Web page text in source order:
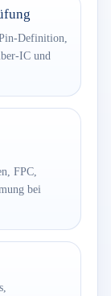
Definition,
IC und
FPC,
bei